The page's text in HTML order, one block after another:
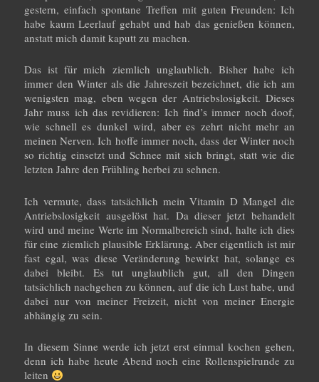
gestern, einfach spontane Treffen mit guten Freunden: Ich
habe kaum Leerlauf gehabt und hab das genießen können,
anstatt mich damit kaputt zu machen.
Das ist für mich ziemlich unglaublich. Bisher habe ich
immer den Winter als die Jahreszeit bezeichnet, die ich am
wenigsten mag, eben wegen der Antriebslosigkeit. Dieses
Jahr muss ich das revidieren: Ich find’s immer noch doof,
wie schnell es dunkel wird, aber es zehrt nicht mehr an
meinen Nerven. Ich hoffe immer noch, dass der Winter noch
so richtig einsetzt und Schnee mit sich bringt, statt wie die
letzten Jahre den Frühling herbei zu sehnen.
Ich vermute, dass tatsächlich mein Vitamin D Mangel die
Antriebslosigkeit ausgelöst hat. Da dieser jetzt behandelt
wird und meine Werte im Normalbereich sind, halte ich dies
für eine ziemlich plausible Erklärung. Aber eigentlich ist mir
fast egal, was diese Veränderung bewirkt hat, solange es
dabei bleibt. Es tut unglaublich gut, all den Dingen
tatsächlich nachgehen zu können, auf die ich Lust habe, und
dabei nur von meiner Freizeit, nicht von meiner Energie
abhängig zu sein.
In diesem Sinne werde ich jetzt erst einmal kochen gehen,
denn ich habe heute Abend noch eine Rollenspielrunde zu
leiten